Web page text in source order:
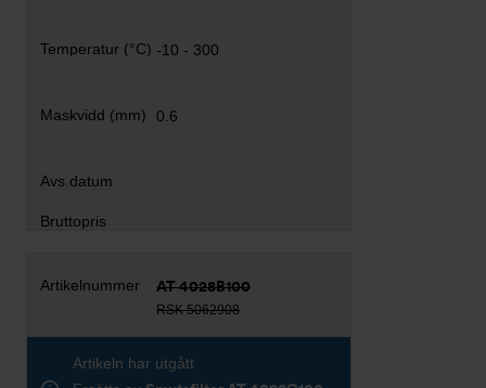
-10 - 300
0.6
AT 4028B100
RSK 5062908
Artikeln har utgått